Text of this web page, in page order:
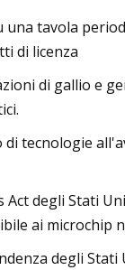
una tavola
di licenza
di gallio e
tecnologie
degli Stati
ai microchip
degli